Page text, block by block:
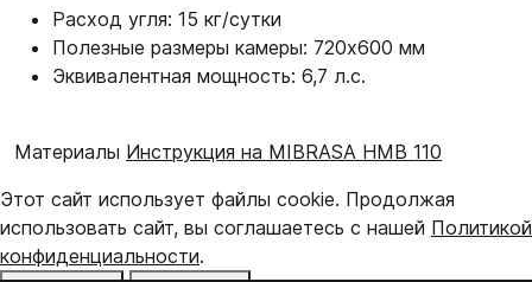
Расход угля: 15 кг/сутки
Полезные размеры камеры: 720х600 мм
Эквивалентная мощность: 6,7 л.с.
Материалы Инструкция на MIBRASA HMB 110
Этот сайт использует файлы cookie. Продолжая
использовать сайт, вы соглашаетесь с нашей Политикой
конфиденциальности.